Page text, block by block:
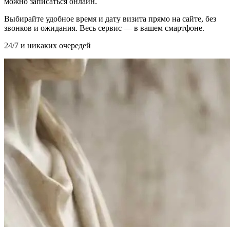
Выбирайте удобное время и дату визита прямо на сайте, без
звонков и ожидания. Весь сервис — в вашем смартфоне.
24/7 и никаких очередей